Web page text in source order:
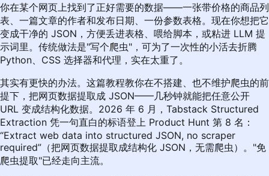
你在某个网页上找到了正好需要的数据——一张带价格的商品列
表、一篇文章的作者和发布日期、一份参数表格。现在你想把它
变成干净的 JSON，方便丢进表格、喂给脚本，或粘进 LLM 提
示词里。传统做法是"写个爬虫"，可为了一次性的小活去折腾
Python、CSS 选择器和代理，实在太重了。
其实有更快的办法。这篇教程教你在不搭建、也不维护爬虫的前
提下，把网页数据提取成 JSON——几秒钟就能把任意公开
URL 变成结构化数据。2026 年 6 月，Tabstack Structured
Extraction 凭一句直白的标语登上 Product Hunt 第 8 名：
“Extract web data into structured JSON, no scraper
required”（把网页数据提取成结构化 JSON，无需爬虫）。"免
爬虫提取"已经走向主流。